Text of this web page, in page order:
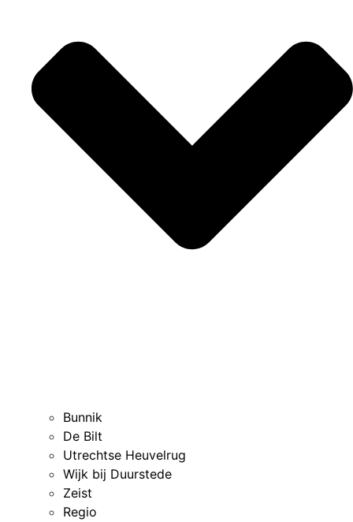
Bunnik
De Bilt
Utrechtse Heuvelrug
Wijk bij Duurstede
Zeist
Regio